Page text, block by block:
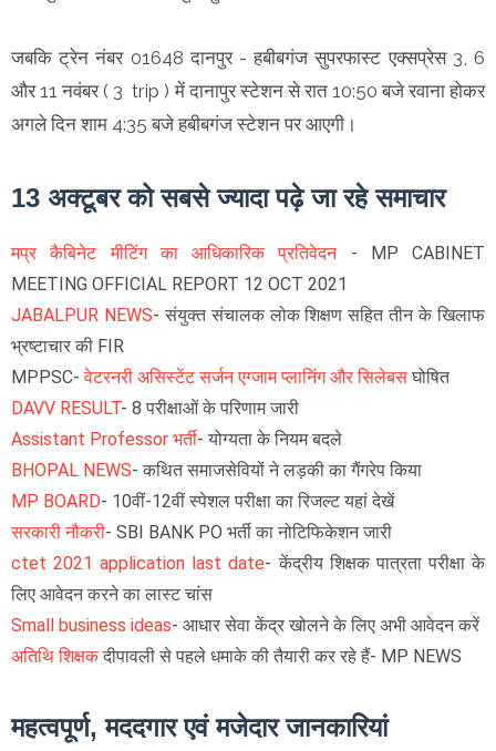
जबकि ट्रेन नंबर 01648 दानपुर - हबीबगंज सुपरफास्ट एक्सप्रेस 3, 6
और 11 नवंबर ( 3 trip ) में दानापुर स्टेशन से रात 10:50 बजे रवाना होकर
अगले दिन शाम 4:35 बजे हबीबगंज स्टेशन पर आएगी।
13 अक्टूबर को सबसे ज्यादा पढ़े जा रहे समाचार
मप्र कैबिनेट मीटिंग का आधिकारिक प्रतिवेदन- MP CABINET
MEETING OFFICIAL REPORT 12 OCT 2021
JABALPUR NEWS- संयुक्त संचालक लोक शिक्षण सहित तीन के खिलाफ
भ्रष्टाचार की FIR
MPPSC-वेटरनरी असिस्टेंट सर्जन एग्जाम प्लानिंग और सिलेबस घोषित
DAVV RESULT- 8 परीक्षाओं के परिणाम जारी
Assistant Professor भर्ती- योग्यता के नियम बदले
BHOPAL NEWS- कथित समाजसेवियों ने लड़की का गैंगरेप किया
MP BOARD- 10वीं-12वीं स्पेशल परीक्षा का रिजल्ट यहां देखें
सरकारी नौकरी- SBI BANK PO भर्ती का नोटिफिकेशन जारी
ctet 2021 application last date- केंद्रीय शिक्षक पात्रता परीक्षा के
लिए आवेदन करने का लास्ट चांस
Small business ideas- आधार सेवा केंद्र खोलने के लिए अभी आवेदन करें
अतिथि शिक्षकदीपावली से पहले धमाके की तैयारी कर रहे हैं- MP NEWS
महत्वपूर्ण, मददगार एवं मजेदार जानकारियां